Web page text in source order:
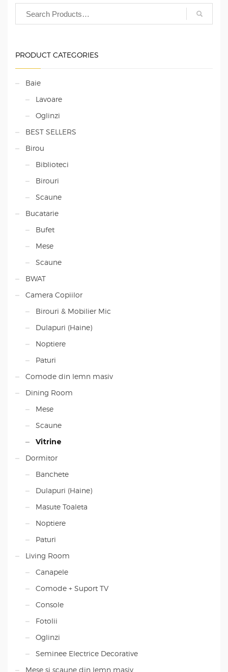
PRODUCT CATEGORIES
Baie
Lavoare
Oglinzi
BEST SELLERS
Birou
Biblioteci
Birouri
Scaune
Bucatarie
Bufet
Mese
Scaune
BWAT
Camera Copiilor
Birouri & Mobilier Mic
Dulapuri (Haine)
Noptiere
Paturi
Comode din lemn masiv
Dining Room
Mese
Scaune
Vitrine
Dormitor
Banchete
Dulapuri (Haine)
Masute Toaleta
Noptiere
Paturi
Living Room
Canapele
Comode + Suport TV
Console
Fotolii
Oglinzi
Seminee Electrice Decorative
Mese si scaune din lemn masiv